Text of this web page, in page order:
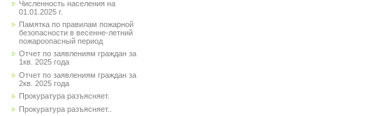
Численность населения на
01.01.2025 г.
Памятка по правилам пожарной
безопасности в весенне-летний
пожароопасный период
Отчет по заявлениям граждан за
1кв. 2025 года
Отчет по заявлениям граждан за
2кв. 2025 года
Прокуратура разъясняет.
Прокуратура разъясняет..